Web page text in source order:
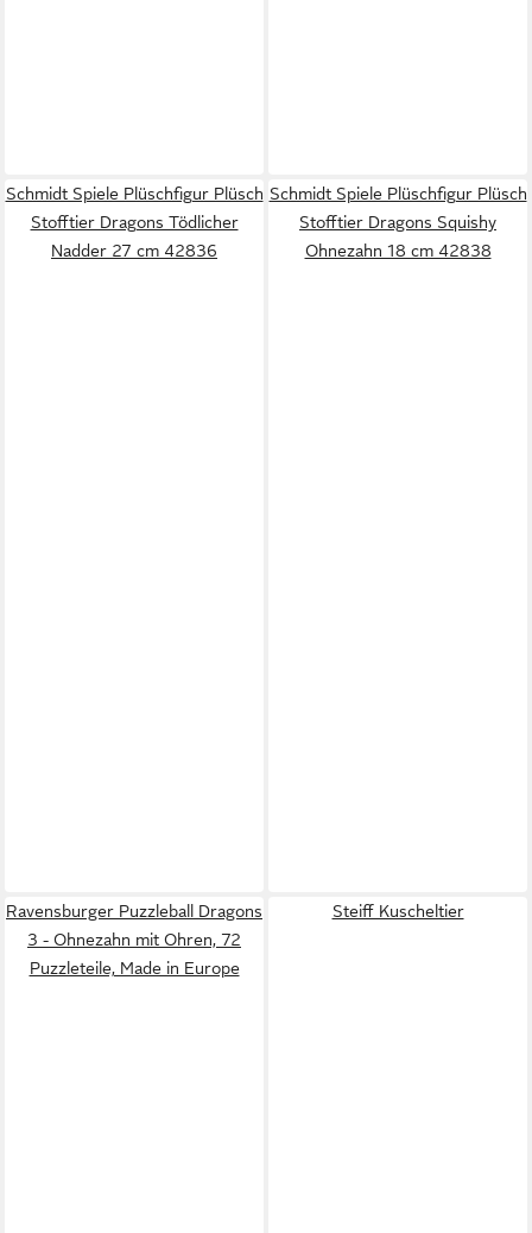
Schmidt Spiele Plüschfigur Plüsch
Stofftier Dragons Tödlicher
Nadder 27 cm 42836
Schmidt Spiele Plüschfigur Plüsch
Stofftier Dragons Squishy
Ohnezahn 18 cm 42838
Ravensburger Puzzleball Dragons
3 - Ohnezahn mit Ohren, 72
Puzzleteile, Made in Europe
Steiff Kuscheltier